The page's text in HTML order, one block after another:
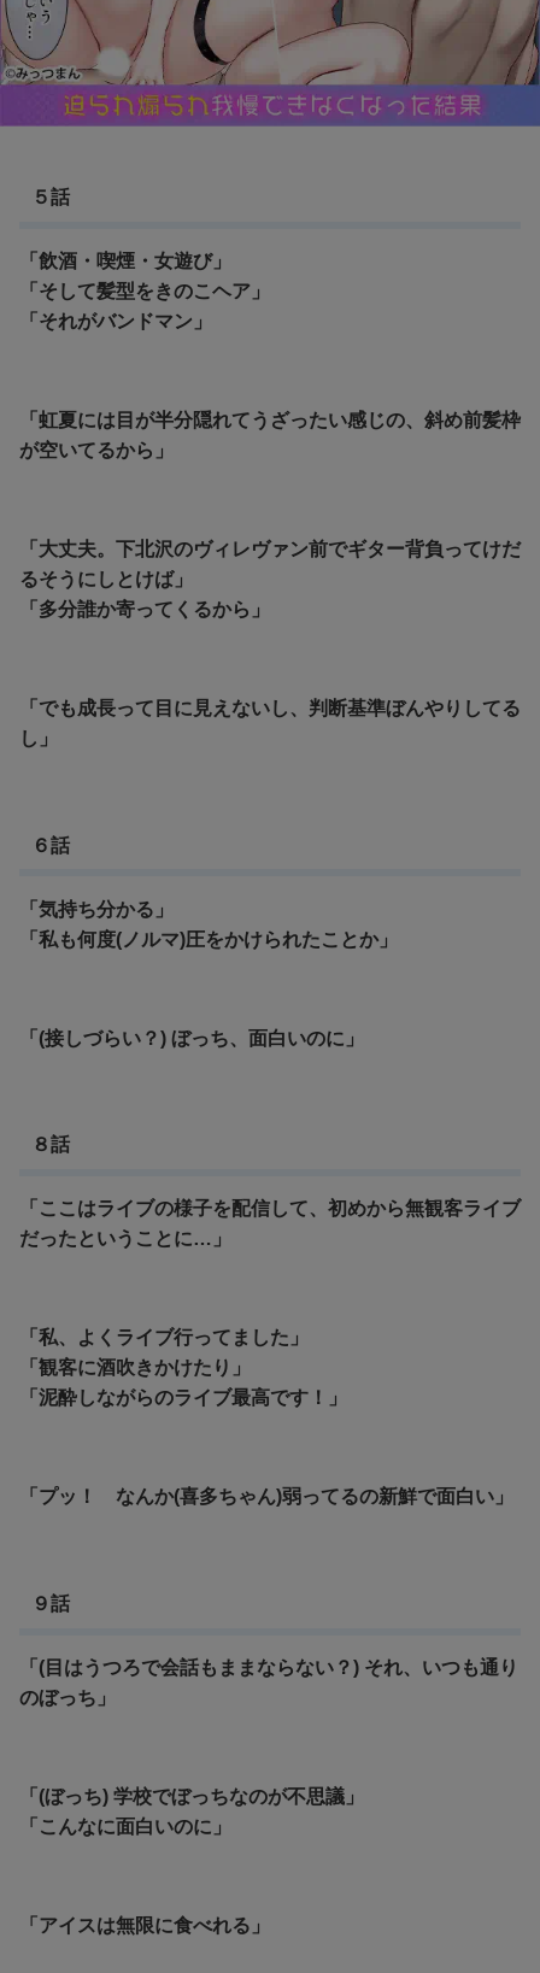
５話
「飲酒・喫煙・女遊び」
「そして髪型をきのこヘア」
「それがバンドマン」
「虹夏には目が半分隠れてうざったい感じの、斜め前髪枠
が空いてるから」
「大丈夫。下北沢のヴィレヴァン前でギター背負ってけだ
るそうにしとけば」
「多分誰か寄ってくるから」
「でも成長って目に見えないし、判断基準ぼんやりしてる
し」
６話
「気持ち分かる」
「私も何度(ノルマ)圧をかけられたことか」
「(接しづらい？) ぼっち、面白いのに」
８話
「ここはライブの様子を配信して、初めから無観客ライブ
だったということに…」
「私、よくライブ行ってました」
「観客に酒吹きかけたり」
「泥酔しながらのライブ最高です！」
「プッ！ なんか(喜多ちゃん)弱ってるの新鮮で面白い」
９話
「(目はうつろで会話もままならない？) それ、いつも通り
のぼっち」
「(ぼっち) 学校でぼっちなのが不思議」
「こんなに面白いのに」
「アイスは無限に食べれる」